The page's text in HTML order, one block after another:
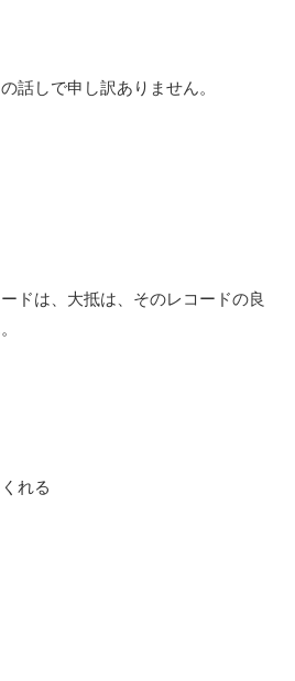
話しで申し訳ありません。
ドは、大抵は、そのレコードの良
れる